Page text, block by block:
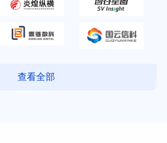
查看全部